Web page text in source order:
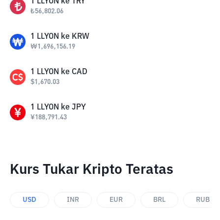
₺56,802.06
1 LLYON ke KRW
₩1,696,156.19
1 LLYON ke CAD
$1,670.03
1 LLYON ke JPY
¥188,791.43
Kurs Tukar Kripto Teratas
USD INR EUR BRL RUB